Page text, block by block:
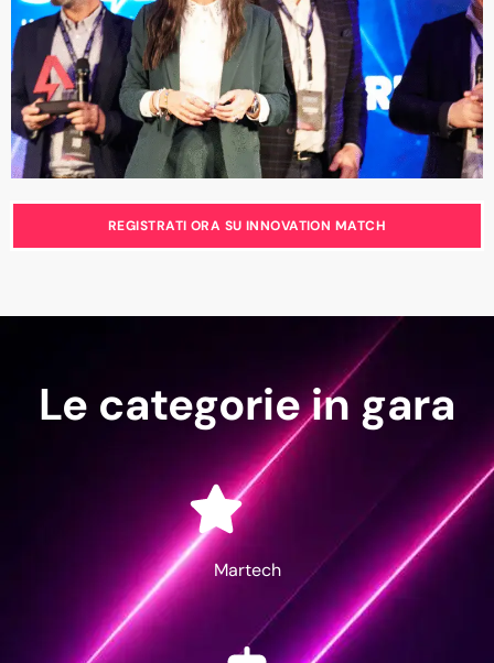
REGISTRATI ORA SU INNOVATION MATCH
Le categorie in gara
Martech